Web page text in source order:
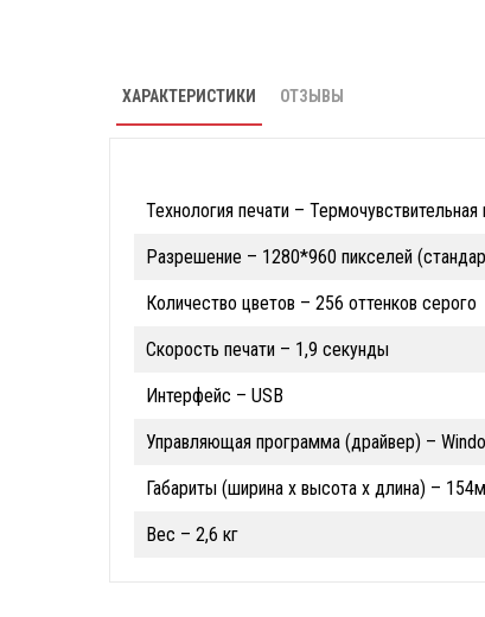
ХАРАКТЕРИСТИКИ ОТЗЫВЫ
Технология печати – Термочувствительная
Разрешение – 1280*960 пикселей
Количество цветов – 256 оттенков серого
Скорость печати – 1,9 секунды
Интерфейс – USB
Управляющая программа (драйвер) –
Габариты (ширина х высота х длина) –
Вес – 2,6 кг